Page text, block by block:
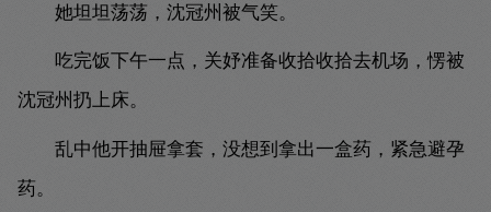
她坦坦荡荡，沈冠州被气笑。
吃完饭下午一点，关妤准备收拾收拾去机场，愣被
沈冠州扔上床。
乱中他开抽屉拿套，没想到拿出一盒药，紧急避孕
药。